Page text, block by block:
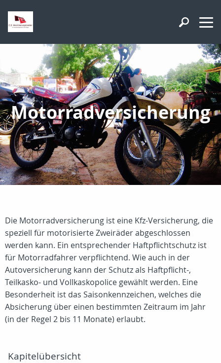
Motorradversicherung
Die Motorradversicherung ist eine Kfz-Versicherung, die
speziell für motorisierte Zweiräder abgeschlossen
werden kann. Ein entsprechender Haftpflichtschutz ist
für Motorradfahrer verpflichtend. Wie auch in der
Autoversicherung kann der Schutz als Haftpflicht-,
Teilkasko- und Vollkaskopolice gewählt werden. Eine
Besonderheit ist das Saisonkennzeichen, welches die
Absicherung über einen bestimmten Zeitraum im Jahr
(in der Regel 2 bis 11 Monate) erlaubt.
Kapitelübersicht